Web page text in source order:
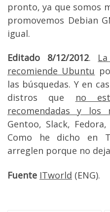
pronto, ya que somos
promovemos Debian
igual.
Editado 8/12/2012.
recomiende Ubuntu
las búsquedas. Y en
distros que
no
recomendadas y los
Gentoo, Slack,
Como he dicho en
arreglen porque no
Fuente ITworld (ENG).